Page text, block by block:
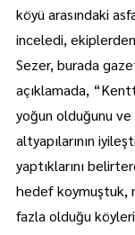
köyü arasındaki
inceledi,
Sezer, burada
açıklamada,
yoğun olduğunu ve
altyapılarının
yaptıklarını
hedef koymuştuk,
fazla olduğu